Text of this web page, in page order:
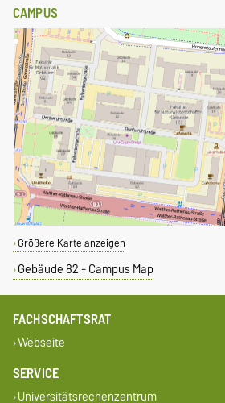
CAMPUS
Größere Karte anzeigen
Gebäude 82 - Campus Map
FACHSCHAFTSRAT
Webseite
SERVICE
Universitätsrechenzentrum